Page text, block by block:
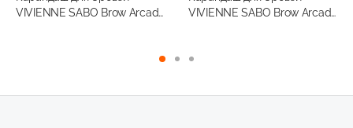
VIVIENNE SABO Brow Arcade
VIVIENNE SABO Brow Arcade